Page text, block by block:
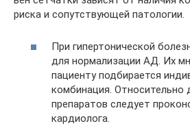
риска и сопутствующей патологии.
При гипертонической
для нормализации АД. Их
пациенту подбирается
комбинация. Относительно
препаратов следует
кардиолога.